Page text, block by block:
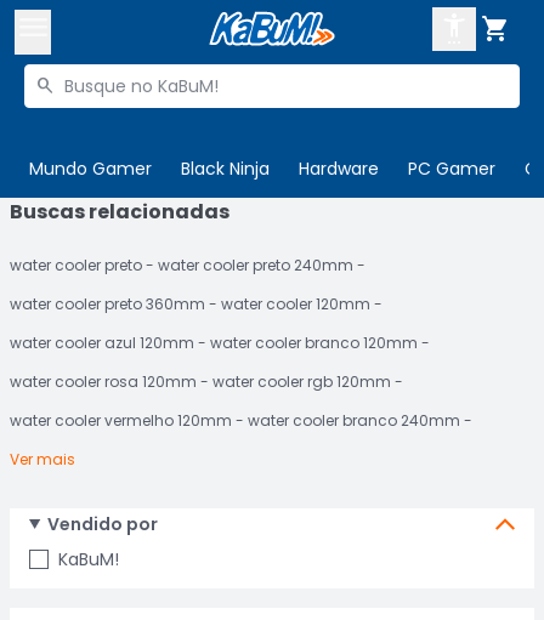

Buscar produtos

Mundo Gamer Black Ninja Hardware PC Gamer

 Departamentos
Cupons
 Mais Vendidos
ENTRE
CADASTRE-SE
Buscas relacionadas
water cooler preto
water cooler preto 240mm
water cooler preto 360mm
water cooler 120mm
water cooler azul 120mm
water cooler branco 120mm
water cooler rosa 120mm
water cooler rgb 120mm
water cooler vermelho 120mm
water cooler branco 240mm
Ver mais
Vendido por
KaBuM!